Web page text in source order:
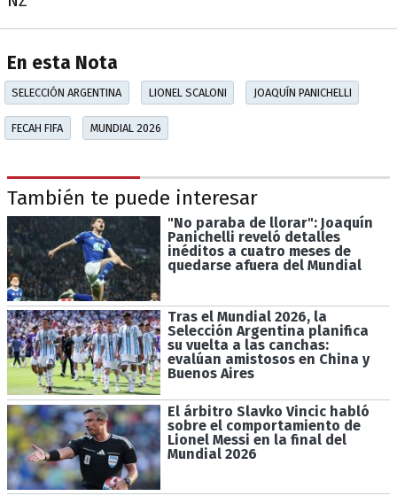
En esta Nota
SELECCIÓN ARGENTINA LIONEL SCALONI JOAQUÍN PANICHELLI
FECAH FIFA MUNDIAL 2026
También te puede interesar
"No paraba de llorar": Joaquín
Panichelli reveló detalles
inéditos a cuatro meses de
quedarse afuera del Mundial
Tras el Mundial 2026, la
Selección Argentina planifica
su vuelta a las canchas:
evalúan amistosos en China y
Buenos Aires
El árbitro Slavko Vincic habló
sobre el comportamiento de
Lionel Messi en la final del
Mundial 2026